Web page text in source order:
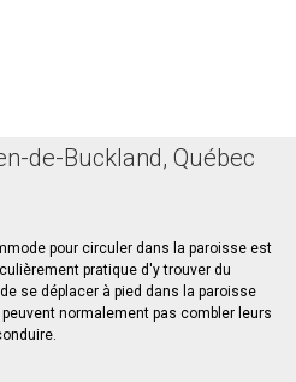
de-Buckland, Québec
pour circuler dans la paroisse est
pratique d'y trouver du
se déplacer à pied dans la paroisse
normalement pas combler leurs